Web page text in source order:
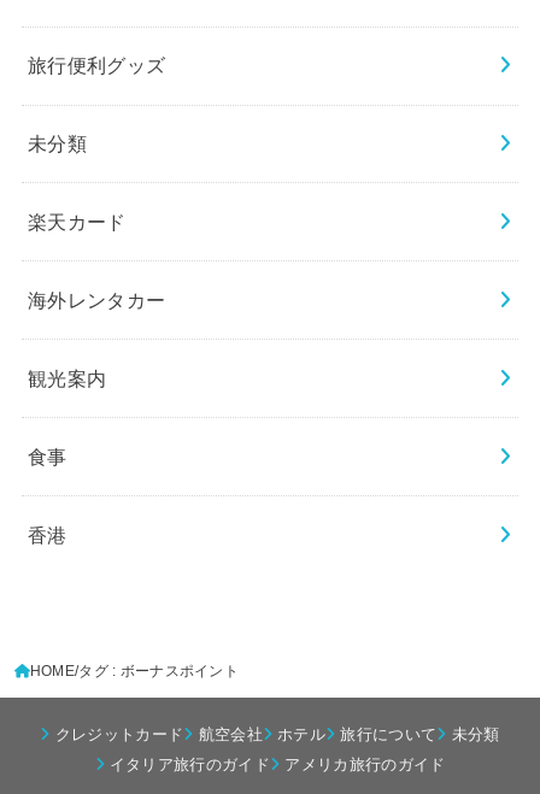
旅行便利グッズ
未分類
楽天カード
海外レンタカー
観光案内
食事
香港
HOME タグ : ボーナスポイント
クレジットカード 航空会社 ホテル 旅行について
未分類
イタリア旅行のガイド
アメリカ旅行のガイド